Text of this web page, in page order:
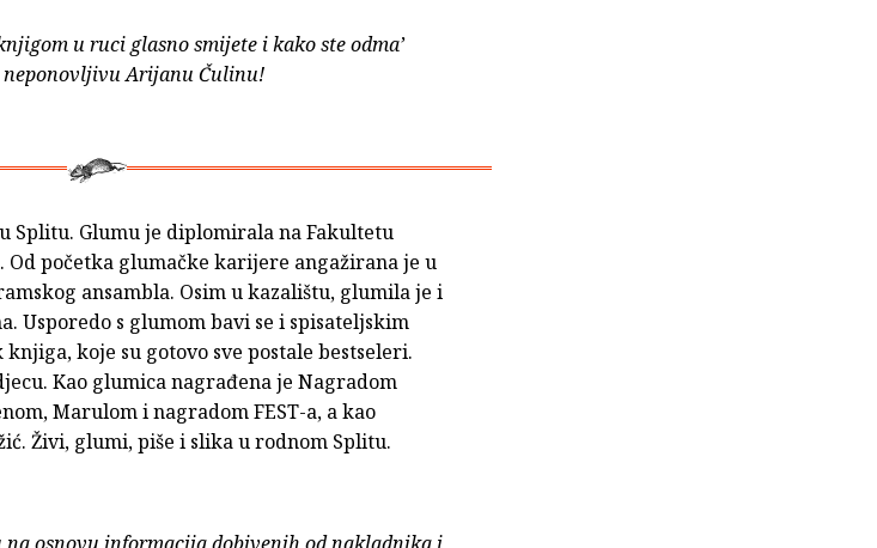
u ruci glasno smijete i kako ste odma’
neponovljivu Arijanu Čulinu!
Splitu. Glumu je diplomirala na Fakultetu
početka glumačke karijere angažirana je u
ansambla. Osim u kazalištu, glumila je i
Usporedo s glumom bavi se i spisateljskim
koje su gotovo sve postale bestseleri.
Kao glumica nagrađena je Nagradom
Marulom i nagradom FEST-a, a kao
Živi, glumi, piše i slika u rodnom Splitu.